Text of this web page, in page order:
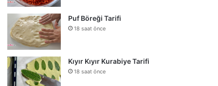
Puf Böreği Tarifi
18 saat önce
Kıyır Kıyır Kurabiye Tarifi
18 saat önce